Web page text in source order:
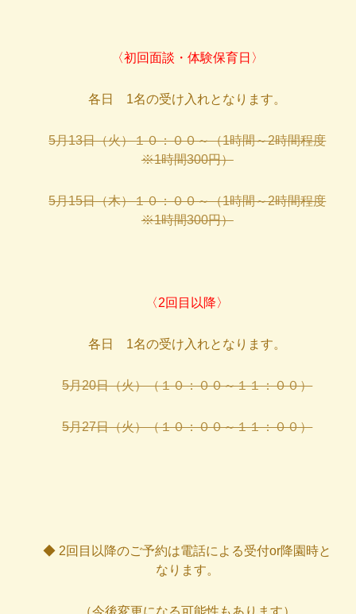
〈初回面談・体験保育日〉
各日 1名の受け入れとなります。
5月13日（火）１０：００～（1時間～2時間程度
※1時間300円）
5月15日（木）１０：００～（1時間～2時間程度
※1時間300円）
〈2回目以降〉
各日 1名の受け入れとなります。
5月20日（火）（１０：００～１１：００）
5月27日（火）（１０：００～１１：００）
◆ 2回目以降のご予約は電話による受付or降園時と
なります。
（今後変更になる可能性もあります）